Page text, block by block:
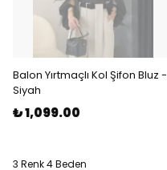
Balon Yırtmaçlı Kol Şifon Bluz -
Siyah
₺ 1,099.00
3 Renk 4 Beden